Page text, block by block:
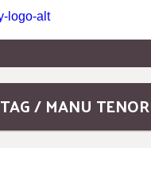
TAG / MANU